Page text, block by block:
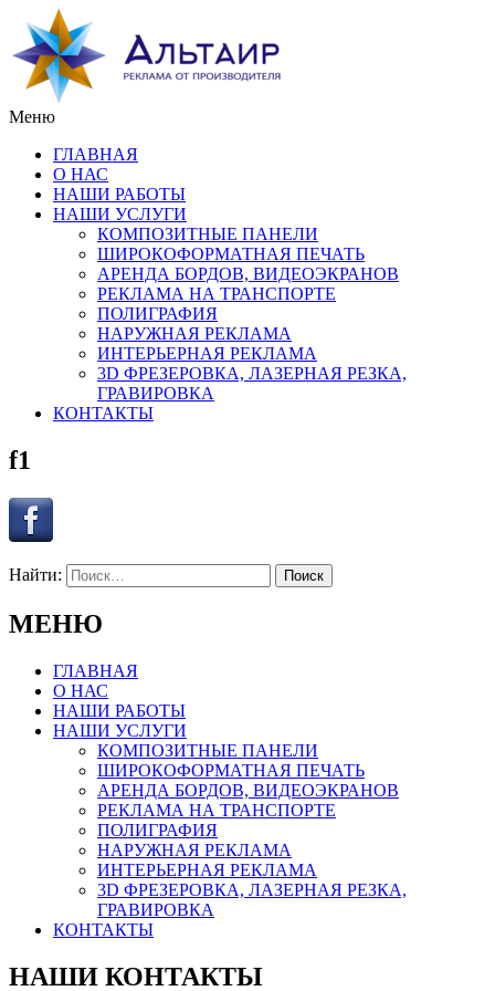
Меню
ГЛАВНАЯ
О НАС
НАШИ РАБОТЫ
НАШИ УСЛУГИ
КОМПОЗИТНЫЕ ПАНЕЛИ
ШИРОКОФОРМАТНАЯ ПЕЧАТЬ
АРЕНДА БОРДОВ, ВИДЕОЭКРАНОВ
РЕКЛАМА НА ТРАНСПОРТЕ
ПОЛИГРАФИЯ
НАРУЖНАЯ РЕКЛАМА
ИНТЕРЬЕРНАЯ РЕКЛАМА
3D ФРЕЗЕРОВКА, ЛАЗЕРНАЯ РЕЗКА,
ГРАВИРОВКА
КОНТАКТЫ
f1
Найти:
МЕНЮ
ГЛАВНАЯ
О НАС
НАШИ РАБОТЫ
НАШИ УСЛУГИ
КОМПОЗИТНЫЕ ПАНЕЛИ
ШИРОКОФОРМАТНАЯ ПЕЧАТЬ
АРЕНДА БОРДОВ, ВИДЕОЭКРАНОВ
РЕКЛАМА НА ТРАНСПОРТЕ
ПОЛИГРАФИЯ
НАРУЖНАЯ РЕКЛАМА
ИНТЕРЬЕРНАЯ РЕКЛАМА
3D ФРЕЗЕРОВКА, ЛАЗЕРНАЯ РЕЗКА,
ГРАВИРОВКА
КОНТАКТЫ
НАШИ КОНТАКТЫ